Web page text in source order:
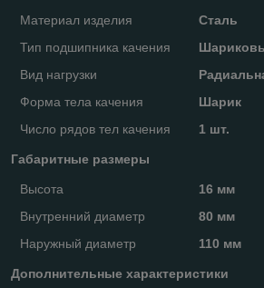
Материал изделия
Сталь
Тип подшипника качения
Вид нагрузки
Форма тела качения
Шарик
Число рядов тел качения
1 шт.
Габаритные размеры
Высота
16 мм
Внутренний диаметр
80 мм
Наружный диаметр
110 мм
Дополнительные характеристики